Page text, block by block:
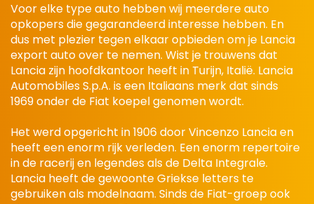
Voor elke type auto hebben wij meerdere auto
opkopers die gegarandeerd interesse hebben. En
dus met plezier tegen elkaar opbieden om je Lancia
export auto over te nemen. Wist je trouwens dat
Lancia zijn hoofdkantoor heeft in Turijn, Italië. Lancia
Automobiles S.p.A. is een Italiaans merk dat sinds
1969 onder de Fiat koepel genomen wordt.
Het werd opgericht in 1906 door Vincenzo Lancia en
heeft een enorm rijk verleden. Een enorm repertoire
in de racerij en legendes als de Delta Integrale.
Lancia heeft de gewoonte Griekse letters te
gebruiken als modelnaam. Sinds de Fiat-groep ook